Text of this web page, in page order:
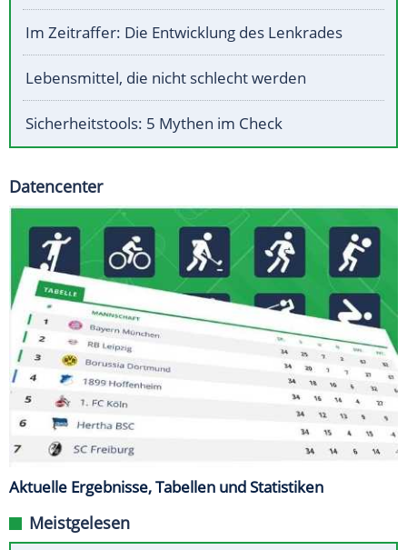
Im Zeitraffer: Die Entwicklung des Lenkrades
Lebensmittel, die nicht schlecht werden
Sicherheitstools: 5 Mythen im Check
Datencenter
Aktuelle Ergebnisse, Tabellen und Statistiken
Meistgelesen